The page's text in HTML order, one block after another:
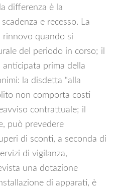
differenza è la
e recesso. La
rinnovo quando si
del periodo in corso; il
anticipata prima della
la disdetta “alla
non comporta costi
contrattuale; il
può prevedere
di sconti, a seconda di
di vigilanza,
una dotazione
di apparati, è